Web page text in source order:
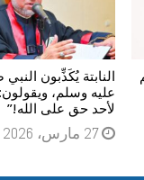
النابتة يُكَذِّبون
عليه وسلم،
لأحد حق على الله!”
27 مارس، 2026